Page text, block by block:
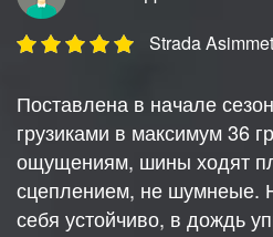
Strada
Поставлена в начале
грузиками в максимум 36
ощущениям, шины ходят
сцеплением, не шумнеые.
себя устойчиво, в дождь